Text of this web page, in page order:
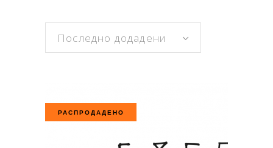
Последно додадени
РАСПРОДАДЕНО